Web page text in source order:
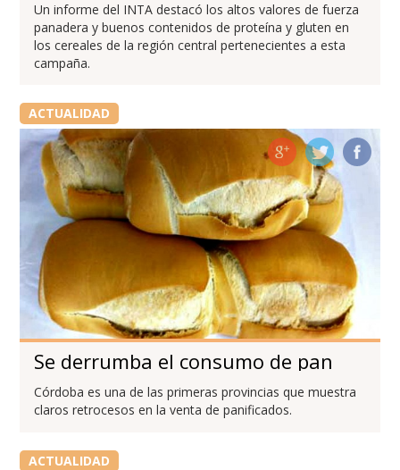
Un informe del INTA destacó los altos valores de fuerza
panadera y buenos contenidos de proteína y gluten en
los cereales de la región central pertenecientes a esta
campaña.
ACTUALIDAD
Se derrumba el consumo de pan
Córdoba es una de las primeras provincias que muestra
claros retrocesos en la venta de panificados.
ACTUALIDAD